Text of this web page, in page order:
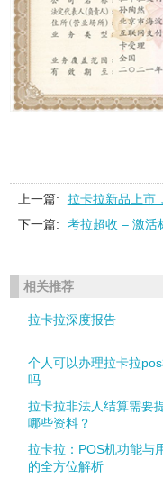
上一篇:
拉卡拉新品上市
下一篇:
考拉超收 – 激活
相关推荐
拉卡拉深度报告
个人可以办理拉卡拉
吗
拉卡拉非法人结算需要
哪些资料？
拉卡拉：POS机功能与
的全方位解析